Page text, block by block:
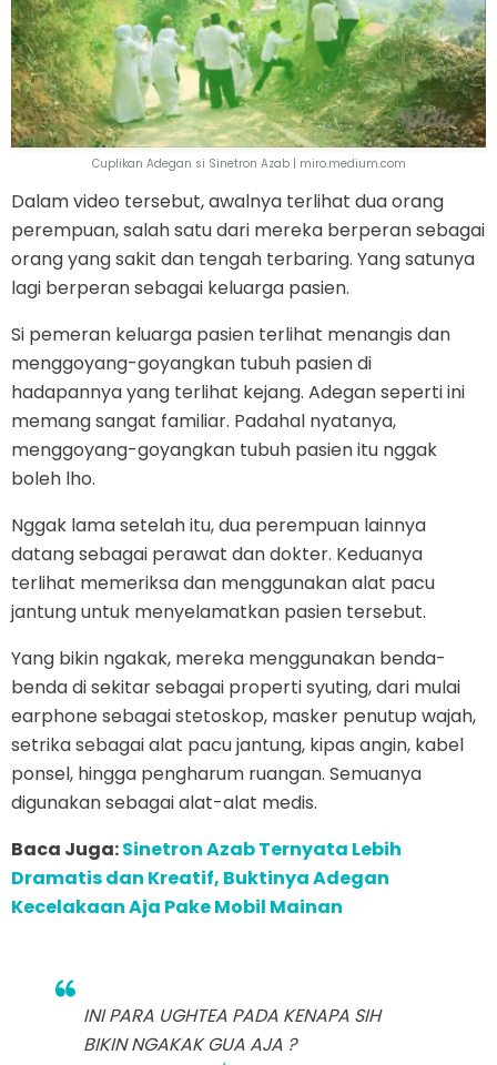
Cuplikan Adegan si Sinetron Azab | miro.medium.com
Dalam video tersebut, awalnya terlihat dua orang
perempuan, salah satu dari mereka berperan sebagai
orang yang sakit dan tengah terbaring. Yang satunya
lagi berperan sebagai keluarga pasien.
Si pemeran keluarga pasien terlihat menangis dan
menggoyang-goyangkan tubuh pasien di
hadapannya yang terlihat kejang. Adegan seperti ini
memang sangat familiar. Padahal nyatanya,
menggoyang-goyangkan tubuh pasien itu nggak
boleh lho.
Nggak lama setelah itu, dua perempuan lainnya
datang sebagai perawat dan dokter. Keduanya
terlihat memeriksa dan menggunakan alat pacu
jantung untuk menyelamatkan pasien tersebut.
Yang bikin ngakak, mereka menggunakan benda-
benda di sekitar sebagai properti syuting, dari mulai
earphone sebagai stetoskop, masker penutup wajah,
setrika sebagai alat pacu jantung, kipas angin, kabel
ponsel, hingga pengharum ruangan. Semuanya
digunakan sebagai alat-alat medis.
Baca Juga:Sinetron Azab Ternyata Lebih
Dramatis dan Kreatif, Buktinya Adegan
Kecelakaan Aja Pake Mobil Mainan
INI PARA UGHTEA PADA KENAPA SIH
BIKIN NGAKAK GUA AJA ?